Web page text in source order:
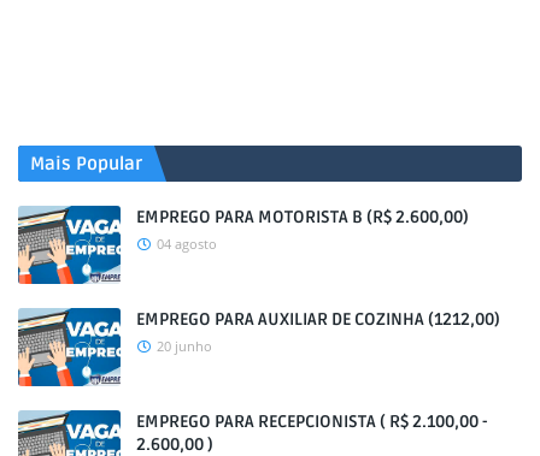
Mais Popular
EMPREGO PARA MOTORISTA B (R$ 2.600,00)
04 agosto
EMPREGO PARA AUXILIAR DE COZINHA (1212,00)
20 junho
EMPREGO PARA RECEPCIONISTA ( R$ 2.100,00 -
2.600,00 )